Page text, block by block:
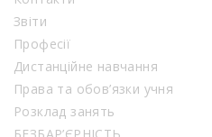
Звіти
Професії
Дистанційне навчання
Права та обов’язки учня
Розклад занять